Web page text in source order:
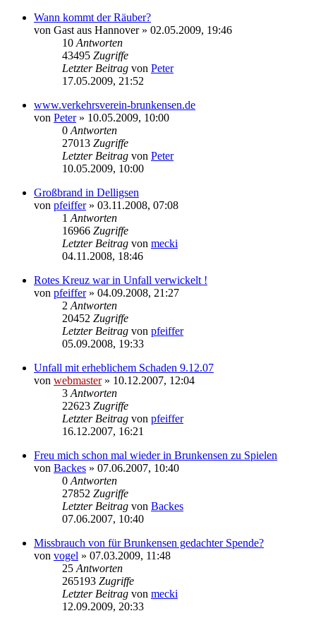
Wann kommt der Räuber?
von Gast aus Hannover» 02.05.2009, 19:46
10 Antworten
43495 Zugriffe
Letzter Beitrag von Peter
17.05.2009, 21:52
www.verkehrsverein-brunkensen.de
von Peter» 10.05.2009, 10:00
0 Antworten
27013 Zugriffe
Letzter Beitrag von Peter
10.05.2009, 10:00
Großbrand in Delligsen
von pfeiffer» 03.11.2008, 07:08
1 Antworten
16966 Zugriffe
Letzter Beitrag von mecki
04.11.2008, 18:46
Rotes Kreuz war in Unfall verwickelt !
von pfeiffer» 04.09.2008, 21:27
2 Antworten
20452 Zugriffe
Letzter Beitrag von pfeiffer
05.09.2008, 19:33
Unfall mit erheblichem Schaden 9.12.07
von webmaster» 10.12.2007, 12:04
3 Antworten
22623 Zugriffe
Letzter Beitrag von pfeiffer
16.12.2007, 16:21
Freu mich schon mal wieder in Brunkensen zu Spielen
von Backes » 07.06.2007, 10:40
0 Antworten
27852 Zugriffe
Letzter Beitrag von Backes
07.06.2007, 10:40
Missbrauch von für Brunkensen gedachter Spende?
von vogel » 07.03.2009, 11:48
25 Antworten
265193 Zugriffe
Letzter Beitrag von mecki
12.09.2009, 20:33